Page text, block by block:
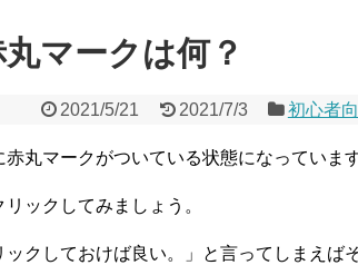
マークは何？
2021/5/21 2021/7/3 初心者
丸マークがついている状態になっています
ックしてみましょう。
ックしておけば良い。」と言ってしまえば